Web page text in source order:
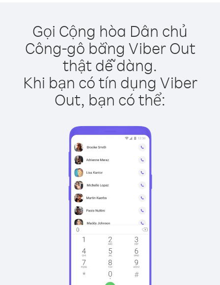
Gọi Cộng hòa Dân chủ
Công-gô bằng Viber Out
thật dễ dàng.
Khi bạn có tín dụng Viber
Out, bạn có thể: